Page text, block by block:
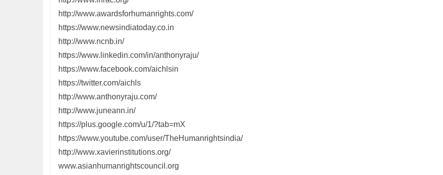
http://www.awardsforhumanrights.com/
https://www.newsindiatoday.co.in
http://www.ncnb.in/
https://www.linkedin.com/in/anthonyraju/
https://www.facebook.com/aichlsin
https://twitter.com/aichls
http://www.anthonyraju.com/
http://www.juneann.in/
https://plus.google.com/u/1/?tab=mX
https://www.youtube.com/user/TheHumanrightsindia/
http://www.xavierinstitutions.org/
www.asianhumanrightscouncil.org